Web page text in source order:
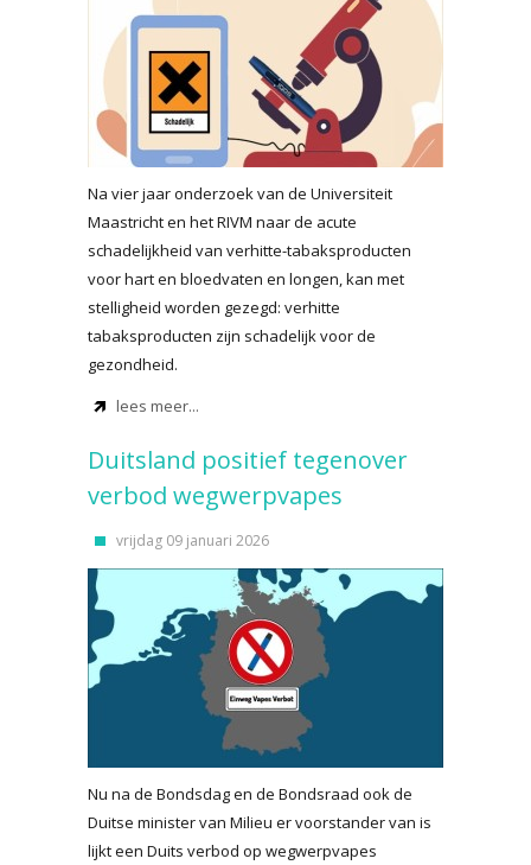
Na vier jaar onderzoek van de Universiteit
Maastricht en het RIVM naar de acute
schadelijkheid van verhitte-tabaksproducten
voor hart en bloedvaten en longen, kan met
stelligheid worden gezegd: verhitte
tabaksproducten zijn schadelijk voor de
gezondheid.
lees meer...
Duitsland positief tegenover
verbod wegwerpvapes
vrijdag 09 januari 2026
Nu na de Bondsdag en de Bondsraad ook de
Duitse minister van Milieu er voorstander van is
lijkt een Duits verbod op wegwerpvapes